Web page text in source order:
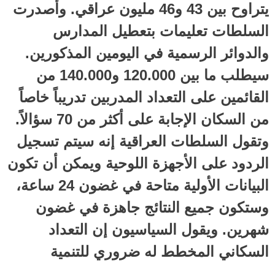
يتراوح بين 43 و46 مليون عراقي. وأصدرت
السلطات تعليمات بتعطيل المدارس
والدوائر الرسمية في اليومين المذكورين.
سيطلب ما بين 120.000 و140.000 من
القائمين على التعداد المدربين تدريباً خاصاً
من السكان الإجابة على أكثر من 70 سؤالاً.
وتقول السلطات العراقية إنه سيتم تسجيل
الردود على الأجهزة اللوحية ويمكن أن تكون
البيانات الأولية متاحة في غضون 24 ساعة،
وستكون جميع النتائج جاهزة في غضون
شهرين. ويقول السياسيون إن التعداد
السكاني المخطط له ضروري للتنمية